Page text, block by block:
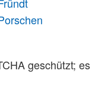
geschützt; es